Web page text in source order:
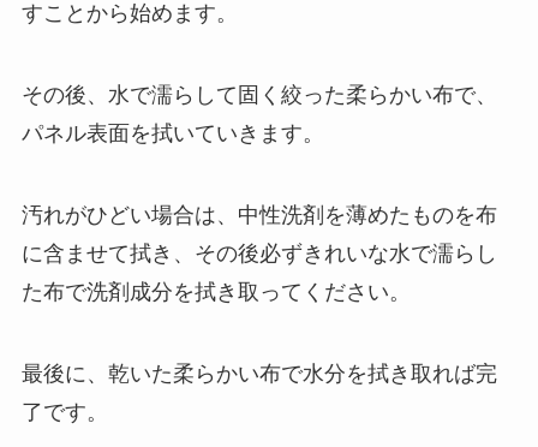
すことから始めます。
その後、水で濡らして固く絞った柔らかい布で、
パネル表面を拭いていきます。
汚れがひどい場合は、中性洗剤を薄めたものを布
に含ませて拭き、その後必ずきれいな水で濡らし
た布で洗剤成分を拭き取ってください。
最後に、乾いた柔らかい布で水分を拭き取れば完
了です。